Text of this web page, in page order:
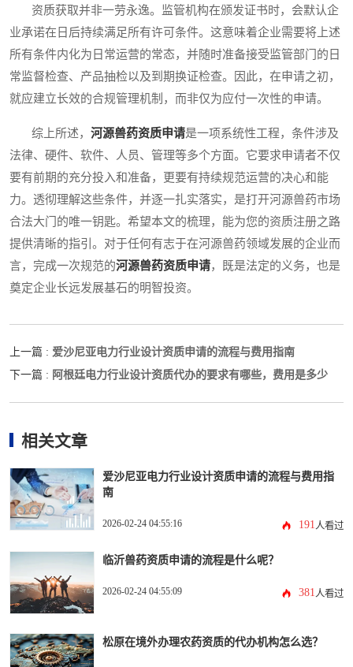
资质获取并非一劳永逸。监管机构在颁发证书时，会默认企
业承诺在日后持续满足所有许可条件。这意味着企业需要将上述
所有条件内化为日常运营的常态，并随时准备接受监管部门的日
常监督检查、产品抽检以及到期换证检查。因此，在申请之初，
就应建立长效的合规管理机制，而非仅为应付一次性的申请。
综上所述， 河源兽药资质申请是一项系统性工程，条件涉及
法律、硬件、软件、人员、管理等多个方面。它要求申请者不仅
要有前期的充分投入和准备，更要有持续规范运营的决心和能
力。透彻理解这些条件，并逐一扎实落实，是打开河源兽药市场
合法大门的唯一钥匙。希望本文的梳理，能为您的资质注册之路
提供清晰的指引。对于任何有志于在河源兽药领域发展的企业而
言，完成一次规范的河源兽药资质申请，既是法定的义务，也是
奠定企业长远发展基石的明智投资。
上一篇 : 爱沙尼亚电力行业设计资质申请的流程与费用指南
下一篇 : 阿根廷电力行业设计资质代办的要求有哪些，费用是多少
相关文章
爱沙尼亚电力行业设计资质申请的流程与费用指
南
2026-02-24 04:55:16 191人看过
临沂兽药资质申请的流程是什么呢？
2026-02-24 04:55:09 381人看过
松原在境外办理农药资质的代办机构怎么选？